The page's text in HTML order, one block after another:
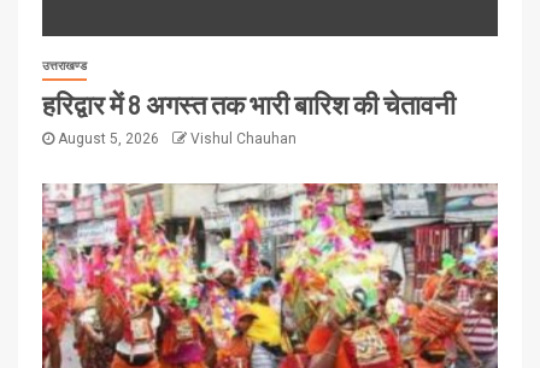
उत्तराखण्ड
हरिद्वार में 8 अगस्त तक भारी बारिश की चेतावनी
August 5, 2026 Vishul Chauhan